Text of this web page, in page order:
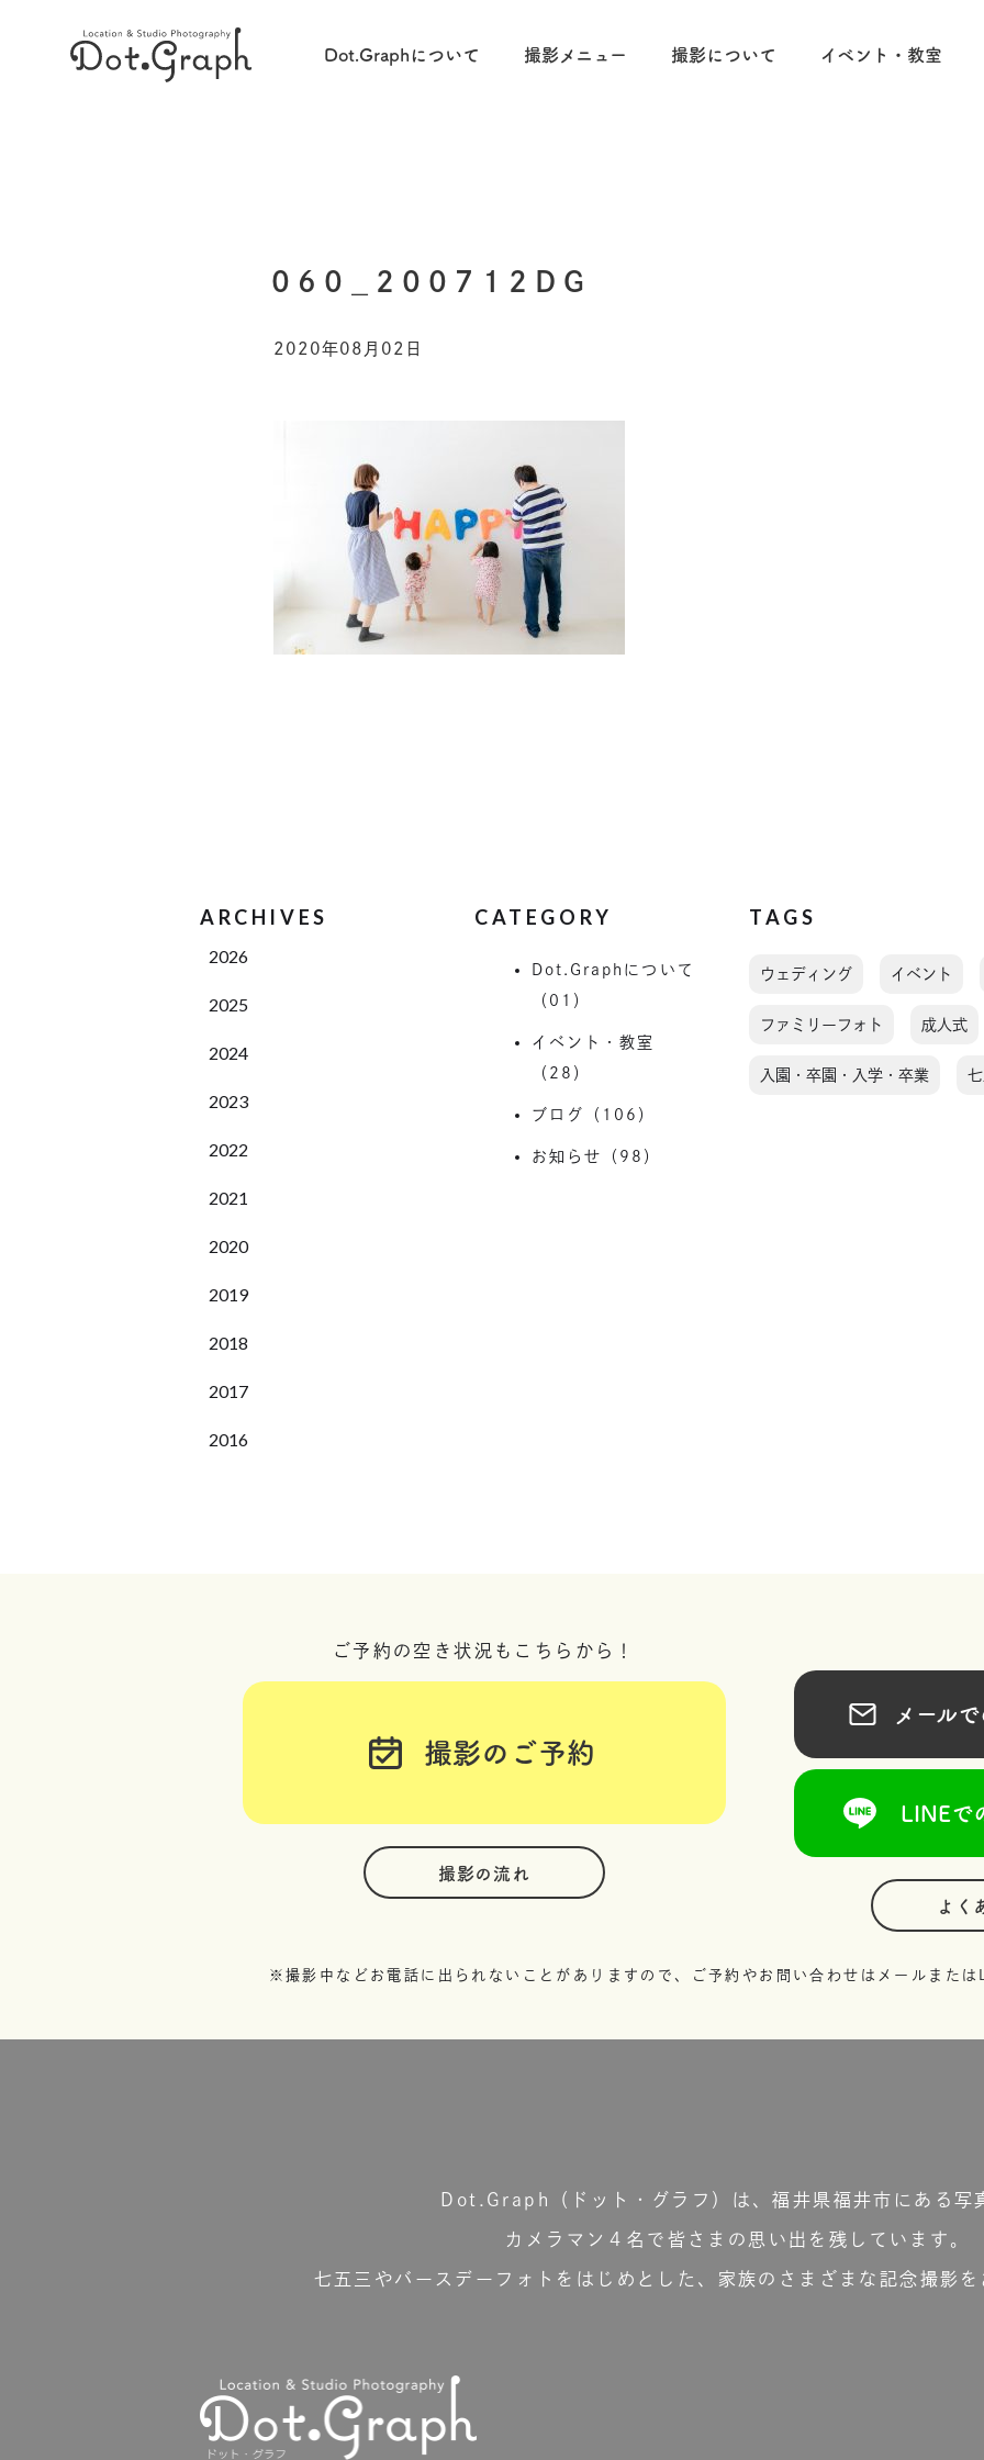
Dot.Graphについて 撮影メニュー 撮影について イベント・教室
060_200712DG
2020年08月02日
ARCHIVES
2026
2025
2024
2023
2022
2021
2020
2019
2018
2017
2016
CATEGORY
Dot.Graphについて
（01）
イベント・教室
（28）
ブログ（106）
お知らせ（98）
TAGS
ウェディング イベント
ファミリーフォト 成人式
入園・卒園・入学・卒業
ご予約の空き状況もこちらから！
撮影のご予約
撮影の流れ
メールで
LINEでの
よく
※撮影中などお電話に出られないことがありますので、ご予約やお問い合わせはメールまたは
Dot.Graph（ドット・グラフ）は、福井県福井市にある写
カメラマン４名で皆さまの思い出を残しています。
七五三やバースデーフォトをはじめとした、家族のさまざまな記念撮影を